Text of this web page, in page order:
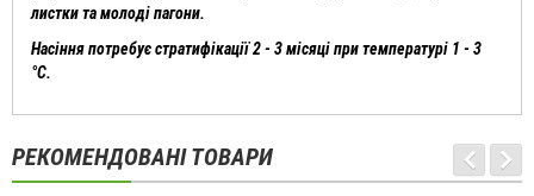
листки та молоді пагони.
Насіння потребує стратифікації 2 - 3 місяці при температурі 1 - 3
°С.
РЕКОМЕНДОВАНІ ТОВАРИ